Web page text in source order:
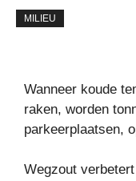
MILIEU
Wanneer koude
raken, worden
parkeerplaatsen,
Wegzout